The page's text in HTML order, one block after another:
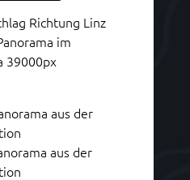
Richtung Linz
im
39000px
aus der
aus der